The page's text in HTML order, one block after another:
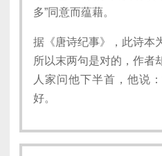
多”同意而蕴藉。
据《唐诗纪事》，此诗本
所以末两句是对的，作者
人家问他下半首，他说
好。